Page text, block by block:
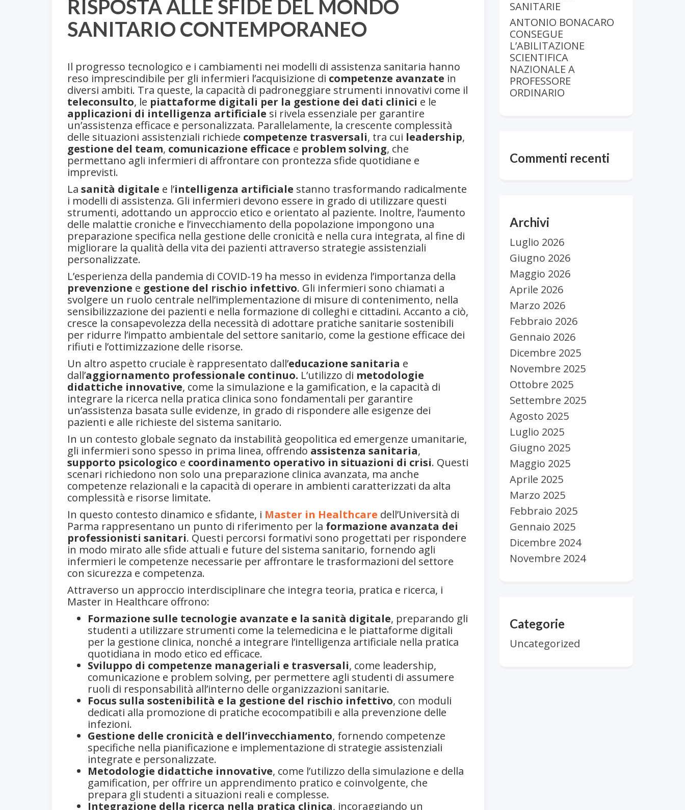
RISPOSTA ALLE SFIDE DEL MONDO
SANITARIO CONTEMPORANEO
Il progresso tecnologico e i cambiamenti nei modelli di assistenza sanitaria hanno
reso imprescindibile per gli infermieri l’acquisizione di competenze avanzate in
diversi ambiti. Tra queste, la capacità di padroneggiare strumenti innovativi come il
teleconsulto, le piattaforme digitali per la gestione dei dati clinici e le
applicazioni di intelligenza artificiale si rivela essenziale per garantire
un’assistenza efficace e personalizzata. Parallelamente, la crescente complessità
delle situazioni assistenziali richiede competenze trasversali, tra cui leadership,
gestione del team, comunicazione efficace e problem solving, che
permettano agli infermieri di affrontare con prontezza sfide quotidiane e
imprevisti.
La sanità digitale e l’intelligenza artificiale stanno trasformando radicalmente
i modelli di assistenza. Gli infermieri devono essere in grado di utilizzare questi
strumenti, adottando un approccio etico e orientato al paziente. Inoltre, l’aumento
delle malattie croniche e l’invecchiamento della popolazione impongono una
preparazione specifica nella gestione delle cronicità e nella cura integrata, al fine di
migliorare la qualità della vita dei pazienti attraverso strategie assistenziali
personalizzate.
L’esperienza della pandemia di COVID-19 ha messo in evidenza l’importanza della
prevenzione e gestione del rischio infettivo. Gli infermieri sono chiamati a
svolgere un ruolo centrale nell’implementazione di misure di contenimento, nella
sensibilizzazione dei pazienti e nella formazione di colleghi e cittadini. Accanto a ciò,
cresce la consapevolezza della necessità di adottare pratiche sanitarie sostenibili
per ridurre l’impatto ambientale del settore sanitario, come la gestione efficace dei
rifiuti e l’ottimizzazione delle risorse.
Un altro aspetto cruciale è rappresentato dall’educazione sanitaria e
dall’aggiornamento professionale continuo. L’utilizzo di metodologie
didattiche innovative, come la simulazione e la gamification, e la capacità di
integrare la ricerca nella pratica clinica sono fondamentali per garantire
un’assistenza basata sulle evidenze, in grado di rispondere alle esigenze dei
pazienti e alle richieste del sistema sanitario.
In un contesto globale segnato da instabilità geopolitica ed emergenze umanitarie,
gli infermieri sono spesso in prima linea, offrendo assistenza sanitaria,
supporto psicologico e coordinamento operativo in situazioni di crisi. Questi
scenari richiedono non solo una preparazione clinica avanzata, ma anche
competenze relazionali e la capacità di operare in ambienti caratterizzati da alta
complessità e risorse limitate.
In questo contesto dinamico e sfidante, i Master in Healthcare dell’Università di
Parma rappresentano un punto di riferimento per la formazione avanzata dei
professionisti sanitari. Questi percorsi formativi sono progettati per rispondere
in modo mirato alle sfide attuali e future del sistema sanitario, fornendo agli
infermieri le competenze necessarie per affrontare le trasformazioni del settore
con sicurezza e competenza.
Attraverso un approccio interdisciplinare che integra teoria, pratica e ricerca, i
Master in Healthcare offrono:
Formazione sulle tecnologie avanzate e la sanità digitale, preparando gli
studenti a utilizzare strumenti come la telemedicina e le piattaforme digitali
per la gestione clinica, nonché a integrare l’intelligenza artificiale nella pratica
quotidiana in modo etico ed efficace.
Sviluppo di competenze manageriali e trasversali, come leadership,
comunicazione e problem solving, per permettere agli studenti di assumere
ruoli di responsabilità all’interno delle organizzazioni sanitarie.
Focus sulla sostenibilità e la gestione del rischio infettivo, con moduli
dedicati alla promozione di pratiche ecocompatibili e alla prevenzione delle
infezioni.
Gestione delle cronicità e dell’invecchiamento, fornendo competenze
specifiche nella pianificazione e implementazione di strategie assistenziali
integrate e personalizzate.
Metodologie didattiche innovative, come l’utilizzo della simulazione e della
gamification, per offrire un apprendimento pratico e coinvolgente, che
prepara gli studenti a situazioni reali e complesse.
Integrazione della ricerca nella pratica clinica, incoraggiando un
SANITARIE
ANTONIO BONACARO
CONSEGUE
L’ABILITAZIONE
SCIENTIFICA
NAZIONALE A
PROFESSORE
ORDINARIO
Commenti recenti
Archivi
Luglio 2026
Giugno 2026
Maggio 2026
Aprile 2026
Marzo 2026
Febbraio 2026
Gennaio 2026
Dicembre 2025
Novembre 2025
Ottobre 2025
Settembre 2025
Agosto 2025
Luglio 2025
Giugno 2025
Maggio 2025
Aprile 2025
Marzo 2025
Febbraio 2025
Gennaio 2025
Dicembre 2024
Novembre 2024
Categorie
Uncategorized